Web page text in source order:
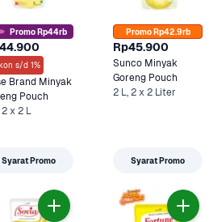
Promo Rp44rb
s/d 1%
Brand Minyak
Pouch
2 x 2 L
Syarat Promo
Promo Rp42.9rb
Rp45.900
Sunco Minyak
Goreng Pouch
2 L, 2 x 2 Liter
Syarat Promo